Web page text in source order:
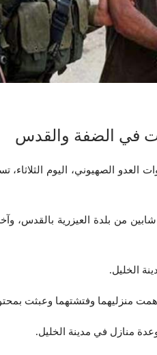
في الضفة والقدس
: اعتقلت قوات العدو الصهيوني، اليوم
من بلدة العيزرية بالقدس،
الخليل.
منزليهما وفتشتهما وعبثت
منازل في مدينة الخليل.